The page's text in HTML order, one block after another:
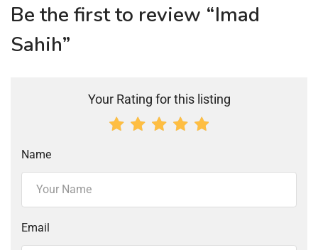
Be the first to review “Imad
Sahih”
Your Rating for this listing
Name
Email